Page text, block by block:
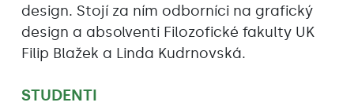
design. Stojí za ním odborníci na grafický
design a absolventi Filozofické fakulty UK
Filip Blažek a Linda Kudrnovská.
STUDENTI